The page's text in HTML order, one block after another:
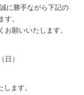
に勝手ながら下記の
す。
お願いいたします。
日）
ます。